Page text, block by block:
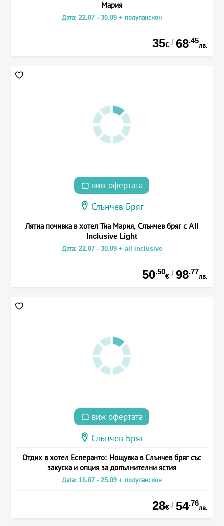
Мария
Дата: 22.07 - 30.09 + полупансион
35€ / 68.45
лв.
виж офертата
Слънчев Бряг
Лятна почивка в хотел Тиа Мария, Слънчев бряг с All
Inclusive Light
Дата: 22.07 - 30.09 + all inclusive
50.50
€ / 98.77
лв.
виж офертата
Слънчев Бряг
Отдих в хотел Есперанто: Нощувка в Слънчев бряг със
закуска и опция за допълнителни ястия
Дата: 16.07 - 25.09 + полупансион
28€ / 54.76
лв.